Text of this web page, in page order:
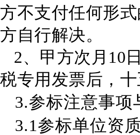
方不支付任何形
方自行解决。
2、甲方次月10
税专用发票后，
3.参标注意事项
3.1参标单位资